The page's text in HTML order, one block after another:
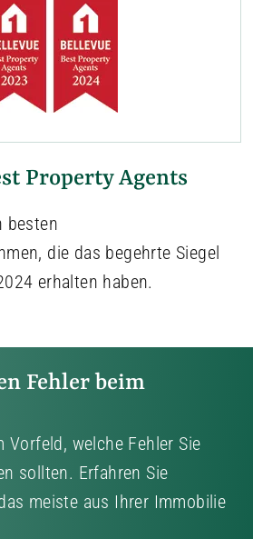
Property Agents
besten
die das begehrte Siegel
erhalten haben.
Fehler beim
Vorfeld, welche Fehler Sie
sollten. Erfahren Sie
meiste aus Ihrer Immobilie